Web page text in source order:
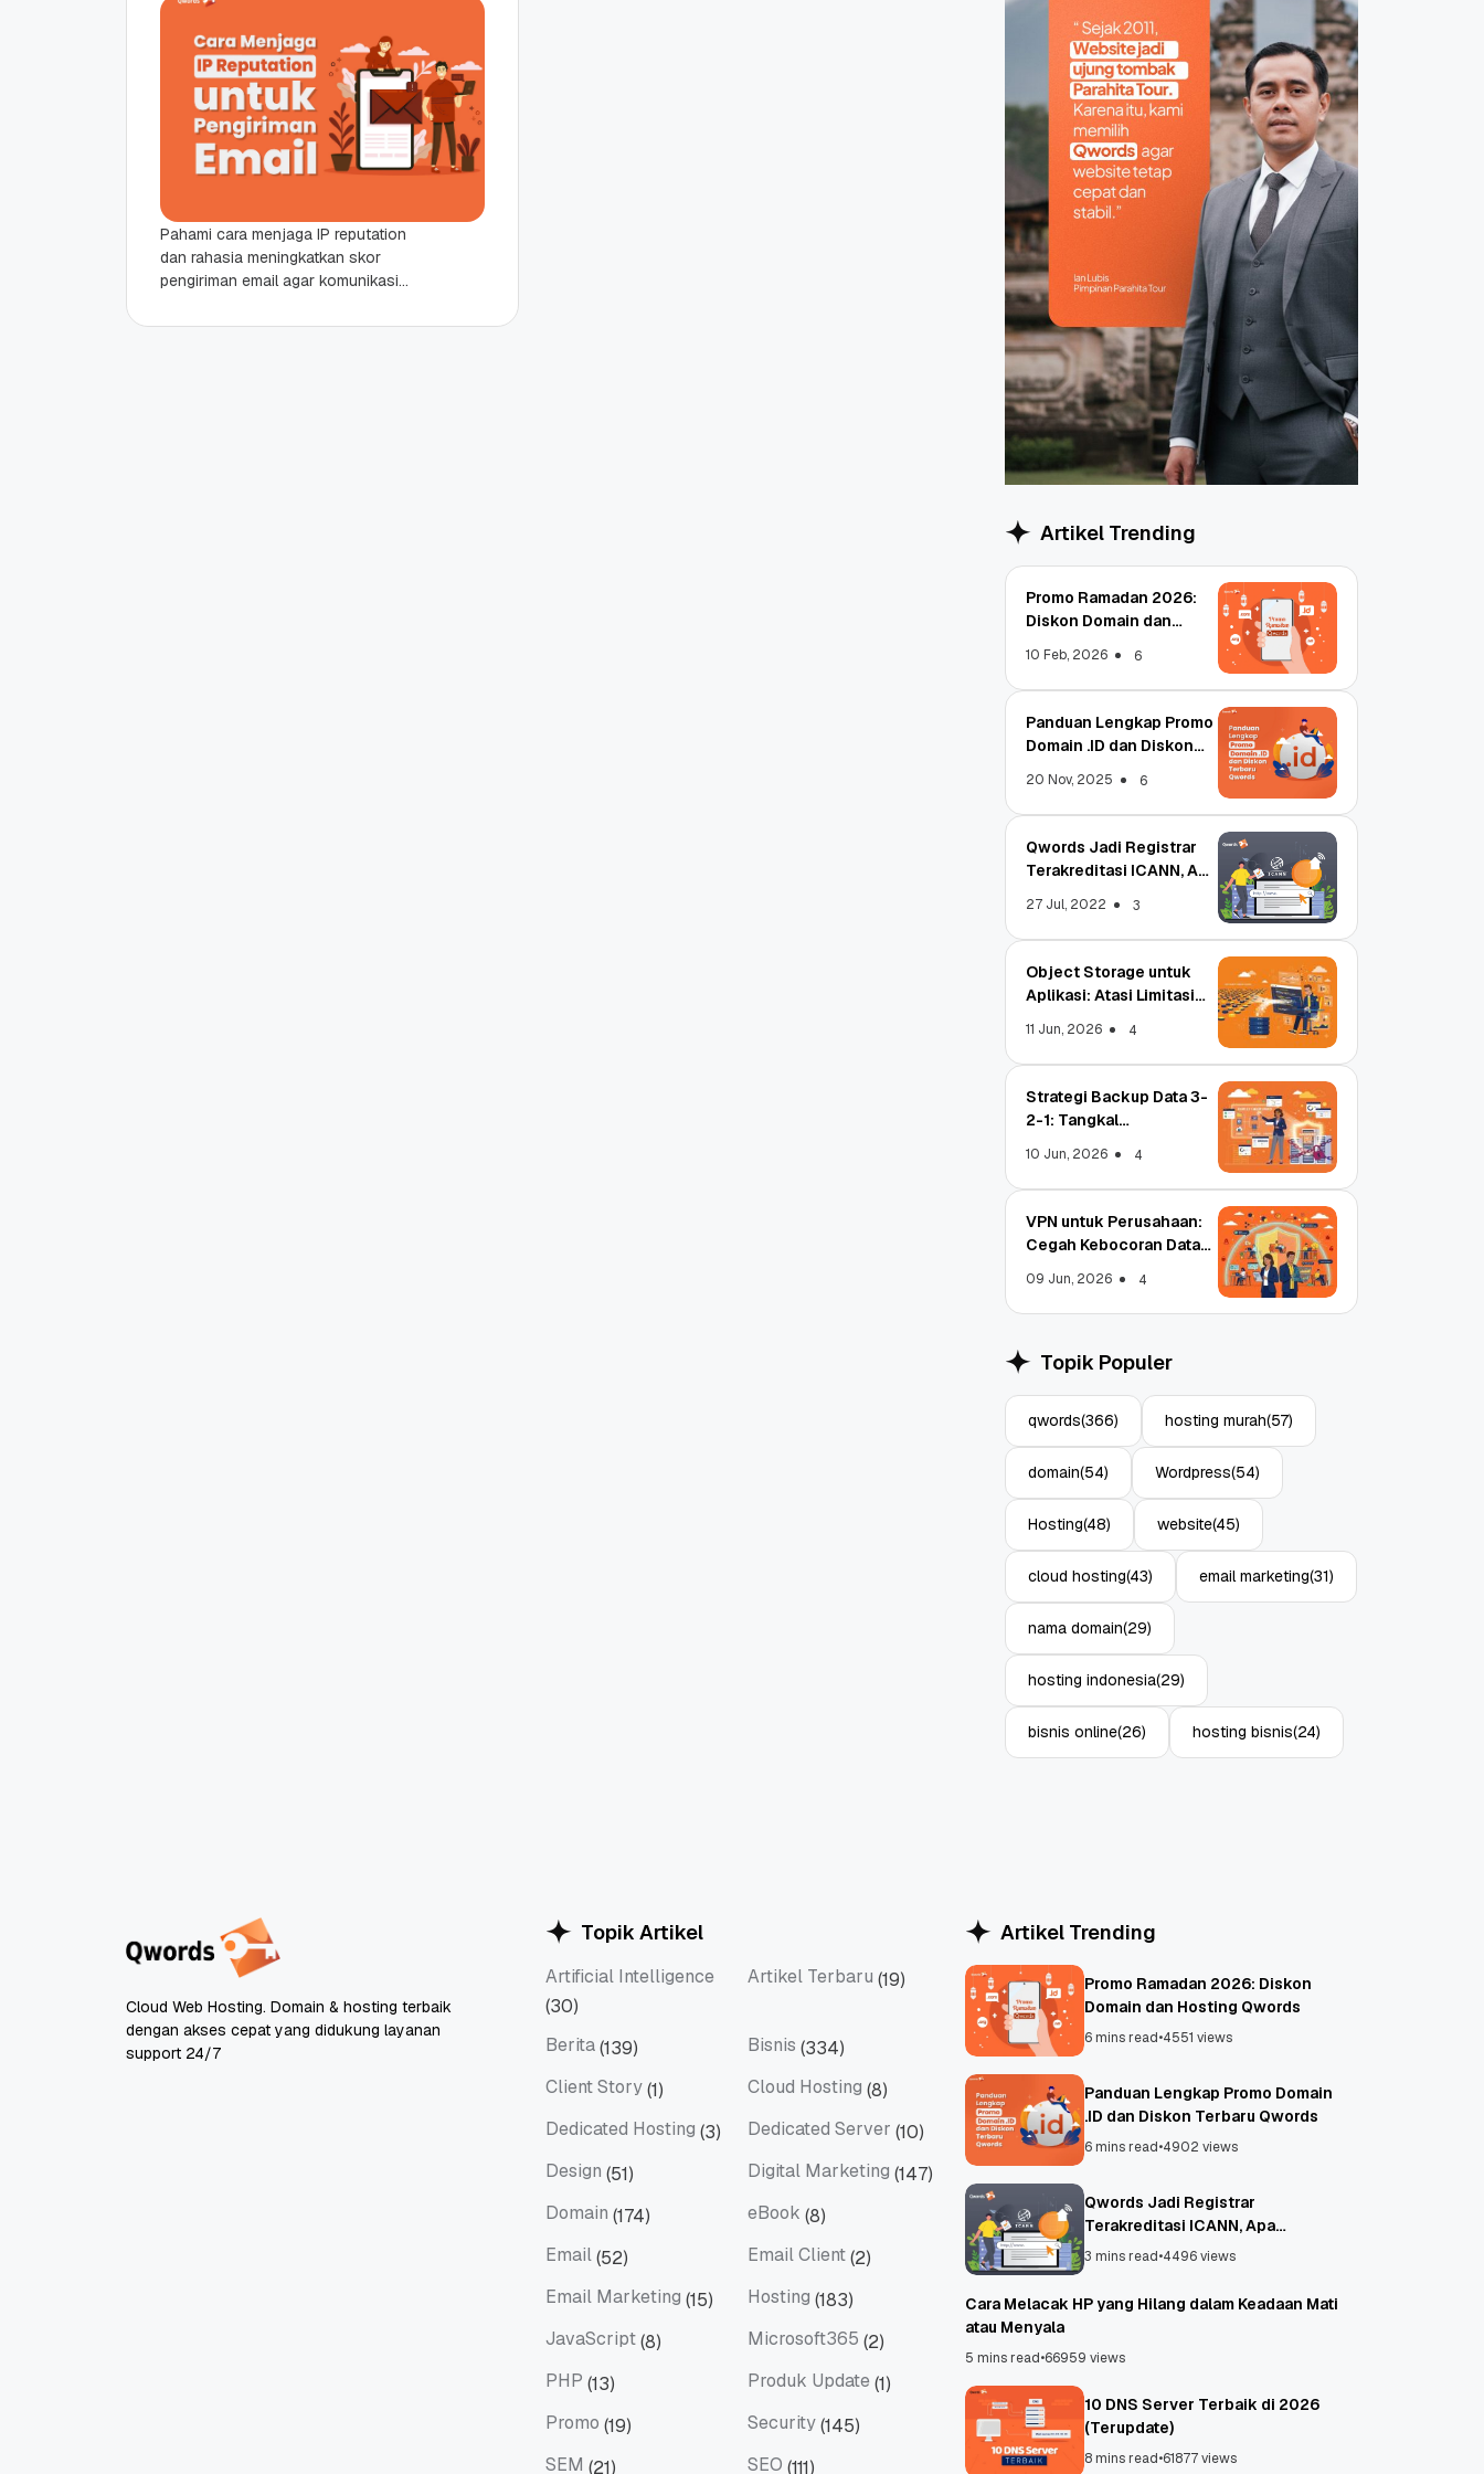
Aplikasi: Atasi Limitasi
11 Jun, 2026 4
Pahami cara menjaga IP reputation
dan rahasia meningkatkan skor
pengiriman email agar komunikasi
smooth. Highlight Rapor Digital: IP
Artikel Trending
Promo Ramadan 2026:
Diskon Domain dan
10 Feb, 2026 6
Panduan Lengkap Promo
Domain .ID dan Diskon
20 Nov, 2025 6
Qwords Jadi Registrar
Terakreditasi ICANN, Apa
27 Jul, 2022 3
Object Storage untuk
Aplikasi: Atasi Limitasi
11 Jun, 2026 4
Strategi Backup Data 3-
2-1: Tangkal
10 Jun, 2026 4
VPN untuk Perusahaan:
Cegah Kebocoran Data
09 Jun, 2026 4
Topik Populer
qwords(366) hosting murah(57)
domain(54) Wordpress(54)
Hosting(48) website(45)
cloud hosting(43) email marketing(31)
nama domain(29)
hosting indonesia(29)
bisnis online(26) hosting bisnis(24)
Cloud Web Hosting. Domain & hosting terbaik
dengan akses cepat yang didukung layanan
support 24/7
Topik Artikel
Artificial Intelligence
Artificial Intelligence
(30)
Artikel Terbaru (19)
Berita(139) Bisnis (334)
Client Story(1) Cloud Hosting (8)
Dedicated Hosting (3) Dedicated Server (10)
Design (51) Digital Marketing (147)
Domain (174) eBook (8)
Email(52) Email Client(2)
Email Marketing (15) Hosting (183)
JavaScript(8) Microsoft365 (2)
PHP (13) Produk Update (1)
Promo (19) Security(145)
SEM (21) SEO (111)
Artikel Trending
Promo Ramadan 2026: Diskon
Domain dan Hosting Qwords
6 mins read•4551 views
Panduan Lengkap Promo Domain
.ID dan Diskon Terbaru Qwords
6 mins read•4902 views
Qwords Jadi Registrar
Terakreditasi ICANN, Apa
Untungnya?
3 mins read•4496 views
Cara Melacak HP yang Hilang dalam Keadaan Mati
atau Menyala
5 mins read•66959 views
10 DNS Server Terbaik di 2026
(Terupdate)
8 mins read•61877 views